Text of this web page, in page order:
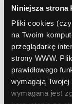
Niniejsza strona
Pliki cookies
na Twoim
przeglądarkę
strony WWW.
prawidłowego
wymagają Twojej
wymagana jest
Bank
Kraków,
11
Bank
Kraków,
12